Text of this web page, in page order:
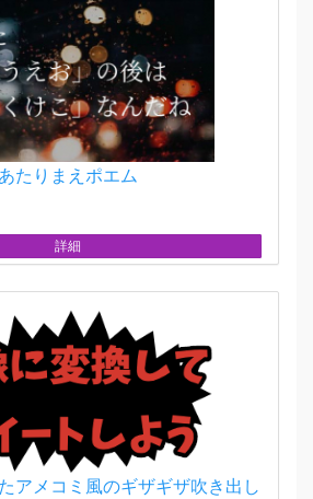
あたりまえポエム
詳細
アメコミ風のギザギザ吹き出し